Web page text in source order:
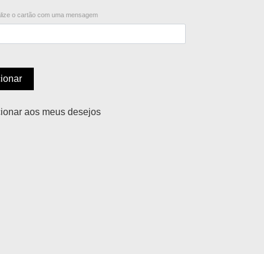
o cartão com uma mensagem
aos meus desejos